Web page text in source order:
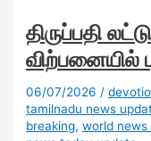
திருப்பதி
விற்பனையில்
06/07/2026 /
tamilnadu news
breaking,world